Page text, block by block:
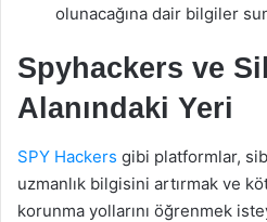
olunacağına dair bilgiler
Spyhackers ve
Alanındaki Yeri
SPY Hackers gibi platformlar,
uzmanlık bilgisini artırmak ve
korunma yollarını öğrenmek